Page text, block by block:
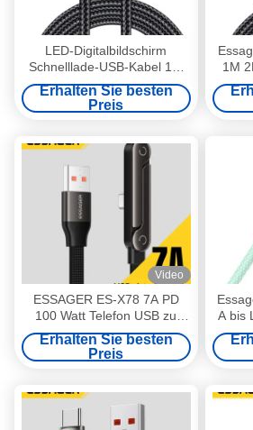
LED-Digitalbildschirm
Schnelllade-USB-Kabel 1M
2M 27W 100W OEM/ODM
für Mobiltelefon
Erhalten Sie besten
Preis
1M
USB-
Video
ESSAGER ES-X78 7A PD
100 Watt Telefon USB zu
USB Typ C Schnellladekabel
Daten aus Zinklegierung
Erhalten Sie besten
Preis
A bis